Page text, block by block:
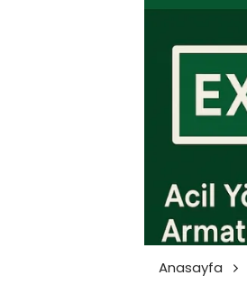
Anasayfa